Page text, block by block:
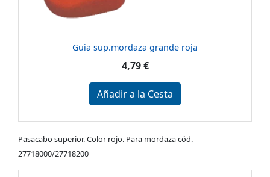
Guia sup.mordaza grande roja
4,79 €
Añadir a la Cesta
Pasacabo superior. Color rojo. Para mordaza cód.
27718000/27718200